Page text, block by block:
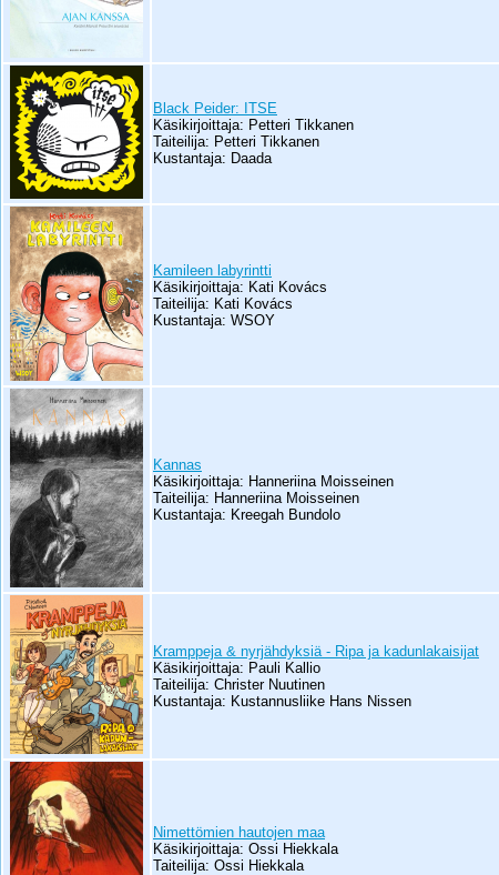
Black Peider: ITSE
Käsikirjoittaja: Petteri Tikkanen
Taiteilija: Petteri Tikkanen
Kustantaja: Daada
Kamileen labyrintti
Käsikirjoittaja: Kati Kovács
Taiteilija: Kati Kovács
Kustantaja: WSOY
Kannas
Käsikirjoittaja: Hanneriina Moisseinen
Taiteilija: Hanneriina Moisseinen
Kustantaja: Kreegah Bundolo
Kramppeja & nyrjähdyksiä - Ripa ja kadunlakaisijat
Käsikirjoittaja: Pauli Kallio
Taiteilija: Christer Nuutinen
Kustantaja: Kustannusliike Hans Nissen
Nimettömien hautojen maa
Käsikirjoittaja: Ossi Hiekkala
Taiteilija: Ossi Hiekkala